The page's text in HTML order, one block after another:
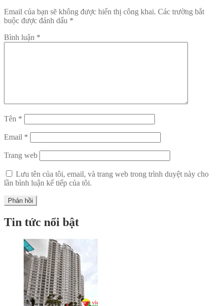
Email của bạn sẽ không được hiển thị công khai. Các trường bắt
buộc được đánh dấu *
Bình luận *
Tên *
Email *
Trang web
Lưu tên của tôi, email, và trang web trong trình duyệt này cho
lần bình luận kế tiếp của tôi.
Tin tức nổi bật